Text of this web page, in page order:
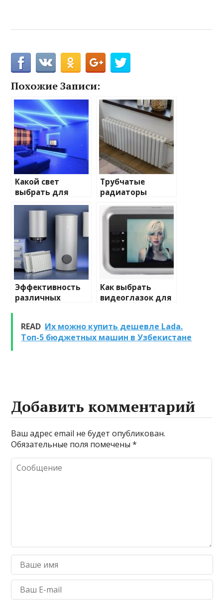
Похожие Записи:
Какой свет
выбрать для
домашнего
освещения
Трубчатые
радиаторы
и характеристики
Эффективность
различных
очистке и
промывке котлов
Как выбрать
видеоглазок для
READ Их можно купить дешевле Lada.
Топ-5 бюджетных машин в Узбекистане
Добавить комментарий
Ваш адрес email не будет опубликован.
Обязательные поля помечены*